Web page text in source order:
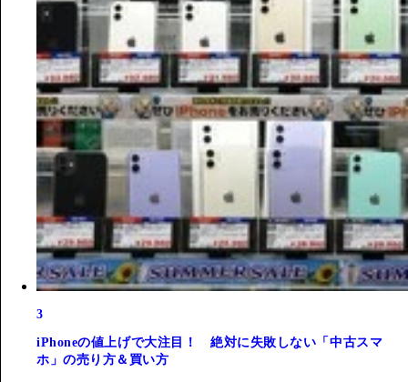
3
iPhoneの値上げで大注目！ 絶対に失敗しない「中古スマ
ホ」の売り方＆買い方